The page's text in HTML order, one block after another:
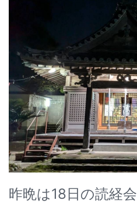
昨晩は18日の読経会